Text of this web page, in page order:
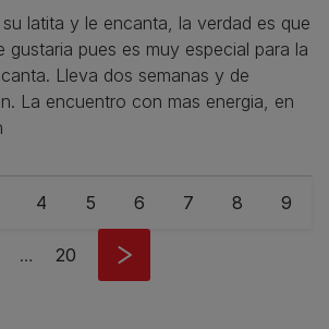
latita y le encanta, la verdad es que
gustaria pues es muy especial para la
Lleva dos semanas y de
La encuentro con mas energia, en
Page
4 Page
5 Page
6 Page
7 Page
8 Page
9
… Last page
20